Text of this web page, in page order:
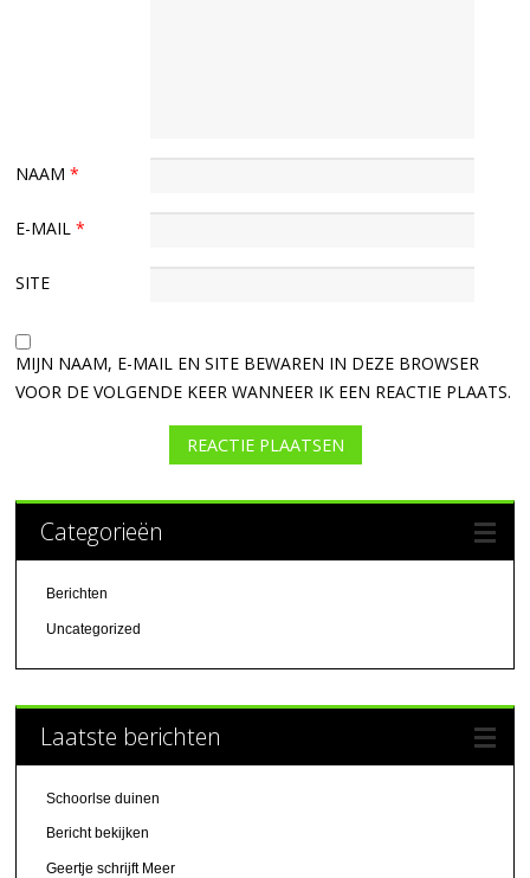
NAAM*
E-MAIL*
SITE
MIJN NAAM, E-MAIL EN SITE BEWAREN IN DEZE BROWSER
VOOR DE VOLGENDE KEER WANNEER IK EEN REACTIE PLAATS.
Categorieën
Berichten
Uncategorized
Laatste berichten
Schoorlse duinen
Bericht bekijken
Geertje schrijft Meer